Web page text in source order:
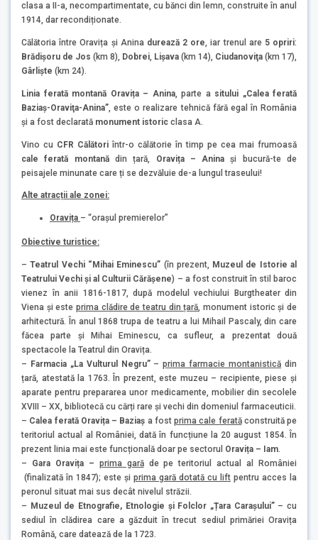
clasa a II-a, necompartimentate, cu bănci din lemn, construite în anul
1914, dar recondiționate.
Călătoria între Oravița și Anina durează 2 ore, iar trenul are 5 opriri:
Brădişoru de Jos (km 8), Dobrei, Lişava (km 14), Ciudanoviţa (km 17),
Gârlişte (km 24).
Linia ferată montană Oravița – Anina, parte a sitului „Calea ferată
Baziaş-Oraviţa-Anina”, este o realizare tehnică fără egal în România
și a fost declarată monument istoric clasa A.
Vino cu CFR Călătoriîntr-o călătorie în timp pe cea mai frumoasă
cale ferată montanădin țară, Oravița – Anina și bucură-te de
peisajele minunate care ți se dezvăluie de-a lungul traseului!
Alte atracții ale zonei:
Oravița – “oraşul premierelor”
Obiective turistice:
–Teatrul Vechi “Mihai Eminescu” (în prezent, Muzeul de Istorie al
Teatrului Vechi şi al Culturii Cărăşene) – a fost construit în stil baroc
vienez în anii 1816-1817, după modelul vechiului Burgtheater din
Viena și este prima clădire de teatru din țară , monument istoric și de
arhitectură. În anul 1868 trupa de teatru a lui Mihail Pascaly, din care
făcea parte și Mihai Eminescu, ca sufleur, a prezentat două
spectacole la Teatrul din Oravița.
– Farmacia „La Vulturul Negru”–prima farmacie montanistică din
țară, atestată la 1763. În prezent, este muzeu – recipiente, piese și
aparate pentru prepararea unor medicamente, mobilier din secolele
XVIII – XX, bibliotecă cu cărți rare și vechi din domeniul farmaceuticii.
– Calea ferată Oravița – Baziaș a fost prima cale feratăconstruită pe
teritoriul actual al României, dată în funcțiune la 20 august 1854. În
prezent linia mai este funcțională doar pe sectorul Oravița – Iam
– Gara Oravița – prima garăde pe teritoriul actual al României
(finalizată în 1847); este și prima gară dotată cu lift pentru acces la
peronul situat mai sus decât nivelul străzii.
– Muzeul de Etnografie, Etnologie și Folclor „Țara Carașului”– cu
sediul în clădirea care a găzduit în trecut sediul primăriei Oravița
Română, care datează de la 1723.